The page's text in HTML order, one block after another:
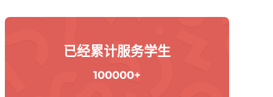
已经累计服务学生
100000+